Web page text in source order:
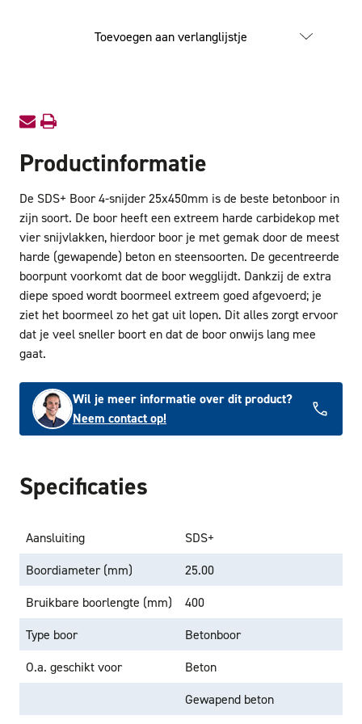
van
van
Toevoegen aan verlanglijstje
Productinformatie
De SDS+ Boor 4-snijder 25x450mm is de beste betonboor in
zijn soort. De boor heeft een extreem harde carbidekop met
vier snijvlakken, hierdoor boor je met gemak door de meest
harde (gewapende) beton en steensoorten. De gecentreerde
boorpunt voorkomt dat de boor wegglijdt. Dankzij de extra
diepe spoed wordt boormeel extreem goed afgevoerd; je
ziet het boormeel zo het gat uit lopen. Dit alles zorgt ervoor
dat je veel sneller boort en dat de boor onwijs lang mee
gaat.
Wil je meer informatie over dit product?
Neem contact op!
Specificaties
Aansluiting
SDS+
Boordiameter (mm)
25.00
Bruikbare boorlengte (mm)
400
Type boor
Betonboor
O.a. geschikt voor
Beton
Gewapend beton